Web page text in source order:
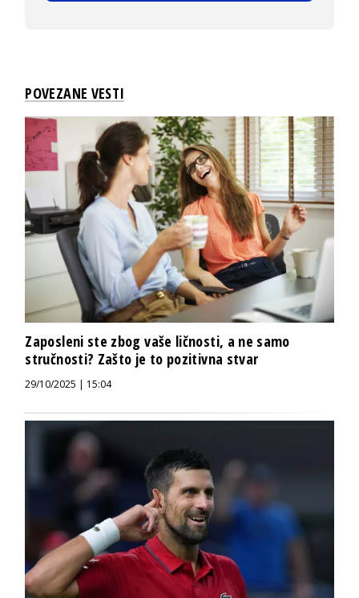
POVEZANE VESTI
Zaposleni ste zbog vaše ličnosti, a ne samo
stručnosti? Zašto je to pozitivna stvar
29/10/2025 | 15:04